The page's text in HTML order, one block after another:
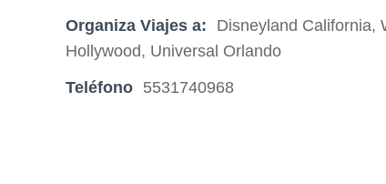
Organiza Viajes a:
Disneyland California,
Hollywood, Universal Orlando
Teléfono 5531740968